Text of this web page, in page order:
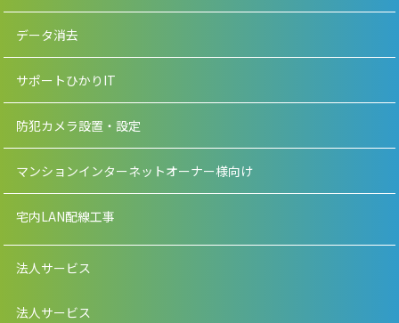
データ消去
サポートひかりIT
防犯カメラ設置・設定
マンションインターネットオーナー様向け
宅内LAN配線工事
法人サービス
法人サービス